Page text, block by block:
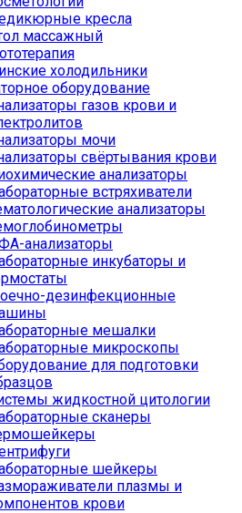
кресла
массажный
холодильники
оборудование
газов крови и
мочи
свёртывания крови
анализаторы
встряхиватели
анализаторы
анализаторы
инкубаторы и
дезинфекционные
мешалки
микроскопы
для подготовки
жидкостной цитологии
сканеры
шейкеры
плазмы и
крови